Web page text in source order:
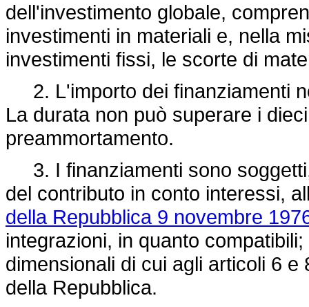
dell'investimento globale,
investimenti in materiali e, nella
investimenti fissi, le scorte di
2. L'importo dei finanziamenti
La durata non può superare i
preammortamento.
3. I finanziamenti sono
del contributo in conto interessi,
della Repubblica 9 novembre
integrazioni, in quanto
dimensionali di cui agli articoli 6
della Repubblica.